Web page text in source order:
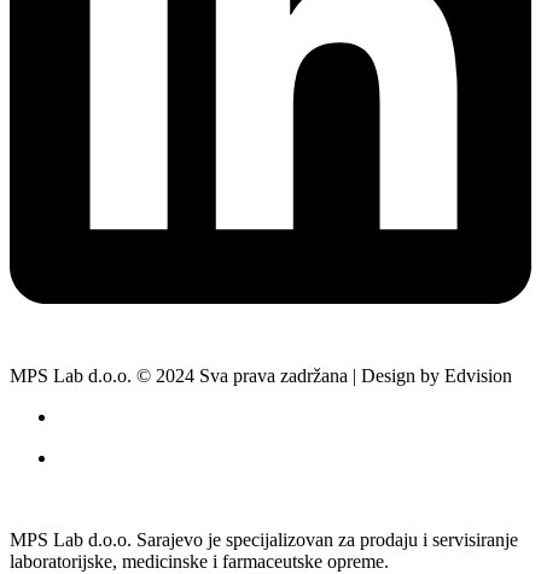
MPS Lab d.o.o. © 2024 Sva prava zadržana | Design by Edvision
MPS Lab d.o.o. Sarajevo je specijalizovan za prodaju i servisiranje
laboratorijske, medicinske i farmaceutske opreme.